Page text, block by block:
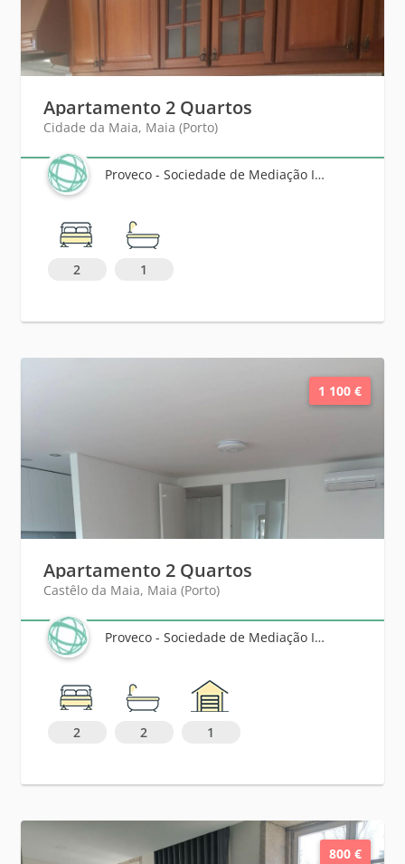
Apartamento 2 Quartos
Cidade da Maia, Maia (Porto)
Proveco - Sociedade de Mediação Imobiliária, Lda
2 1
1 100 €
Apartamento 2 Quartos
Castêlo da Maia, Maia (Porto)
Proveco - Sociedade de Mediação Imobiliária, Lda
2 2 1
800 €